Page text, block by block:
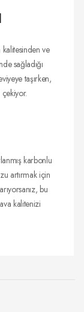
ve
sağladığı
taşırken,
karbonlu
artırmak için
bu
kalitenizi